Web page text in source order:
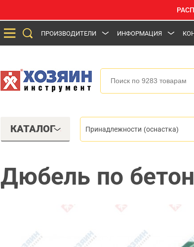
ПРОИЗВОДИТЕЛИ ИНФОРМАЦИЯ
КАТАЛОГ Принадлежности (оснастка)
Дюбель по